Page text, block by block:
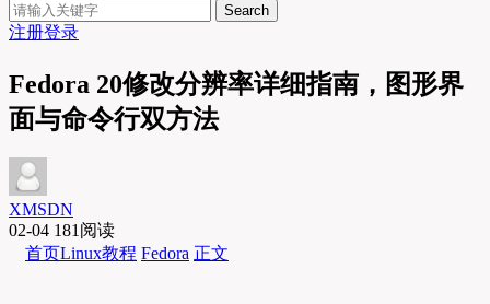
Search
注册登录
Fedora 20修改分辨率详细指南，图形界
面与命令行双方法
XMSDN
02-04 181阅读
首页Linux教程 Fedora 正文